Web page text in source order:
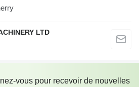
LTD
vous pour recevoir de nouvelles